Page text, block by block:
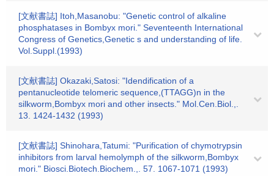
[文献書誌] Itoh,Masanobu: "Genetic control of alkaline
phosphatases in Bombyx mori." Seventeenth International
Congress of Genetics,Genetic s and understanding of life.
Vol.Suppl.(1993)
[文献書誌] Okazaki,Satosi: "Idendification of a
pentanucleotide telomeric sequence,(TTAGG)n in the
silkworm,Bombyx mori and other insects." Mol.Cen.Biol.,.
13. 1424-1432 (1993)
[文献書誌] Shinohara,Tatumi: "Purification of chymotrypsin
inhibitors from larval hemolymph of the silkworm,Bombyx
mori." Biosci.Biotech.Biochem.,. 57. 1067-1071 (1993)